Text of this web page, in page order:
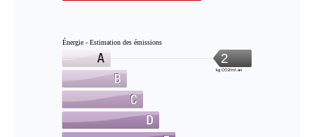
Énergie - Estimation des émissions
2
kg CO2/m².an